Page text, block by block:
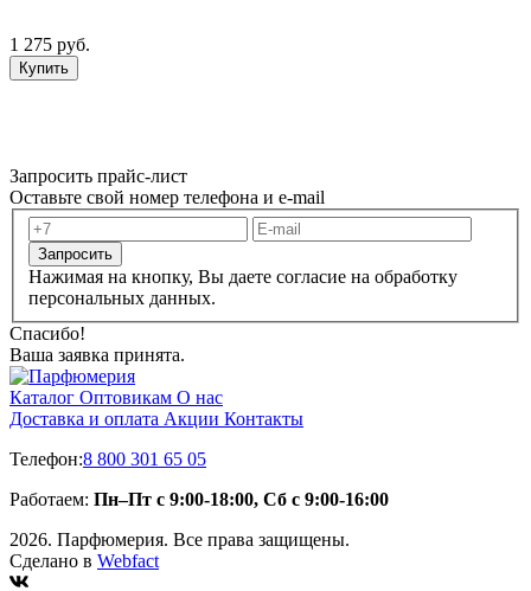
1 275 руб.
Купить
Запросить прайс-лист
Оставьте свой номер телефона и e-mail
Запросить
Нажимая на кнопку, Вы даете согласие на обработку
персональных данных.
Спасибо!
Ваша заявка принята.
Каталог Оптовикам О нас
Доставка и оплата Акции Контакты
Телефон:8 800 301 65 05
Работаем: Пн–Пт с 9:00-18:00, Сб с 9:00-16:00
2026. Парфюмерия. Все права защищены.
Сделано в Webfact